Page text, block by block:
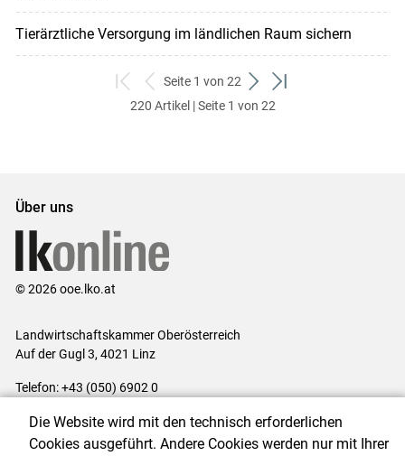
Tierärztliche Versorgung im ländlichen Raum sichern
zum
ersten
zurück
zum
Seite 1 von 22
weiter
zum
zum
220 Artikel | Seite 1 von 22
Über uns
© 2026 ooe.lko.at
Landwirtschaftskammer Oberösterreich
Auf der Gugl 3, 4021 Linz
Telefon: +43 (050) 6902 0
Impressum|Kontakt|Gewinnspiele|Datenschutzerklärung |
Die Website wird mit den technisch erforderlichen
Cookies ausgeführt. Andere Cookies werden nur mit Ihrer